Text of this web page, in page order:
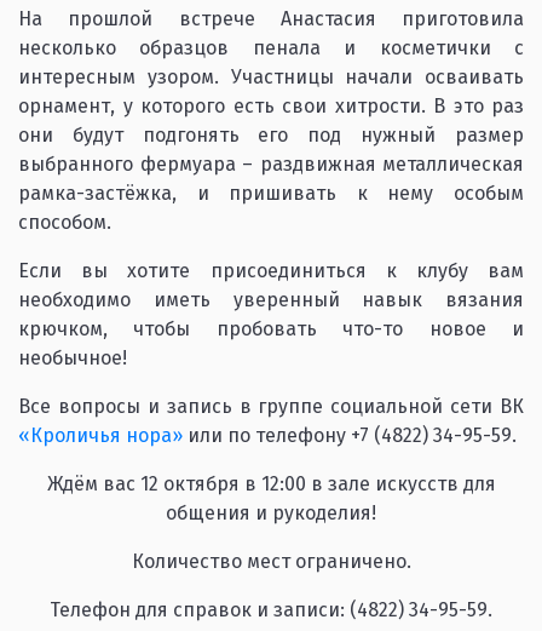
На прошлой встрече Анастасия приготовила
несколько образцов пенала и косметички с
интересным узором. Участницы начали осваивать
орнамент, у которого есть свои хитрости. В это раз
они будут подгонять его под нужный размер
выбранного фермуара – раздвижная металлическая
рамка-застёжка, и пришивать к нему особым
способом.
Если вы хотите присоединиться к клубу вам
необходимо иметь уверенный навык вязания
крючком, чтобы пробовать что-то новое и
необычное!
Все вопросы и запись в группе социальной сети ВК
«Кроличья нора» или по телефону +7 (4822) 34-95-59.
Ждём вас 12 октября в 12:00 в зале искусств для
общения и рукоделия!
Количество мест ограничено.
Телефон для справок и записи: (4822) 34-95-59.